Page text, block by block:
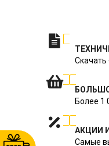
Скачать
Более 1
АКЦИИ
Самые